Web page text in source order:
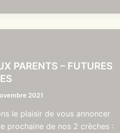
PARENTS – FUTURES
2021
le plaisir de vous annoncer
prochaine de nos 2 crèches :